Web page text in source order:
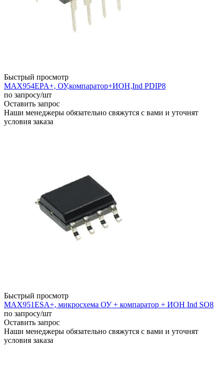
Быстрый просмотр
MAX954EPA+, ОУ,компаратор+ИОН,Ind PDIP8
по запросу/шт
Оставить запрос
Наши менеджеры обязательно свяжутся с вами и уточнят
условия заказа
Быстрый просмотр
MAX951ESA+, микросхема ОУ + компаратор + ИОН Ind SO8
по запросу/шт
Оставить запрос
Наши менеджеры обязательно свяжутся с вами и уточнят
условия заказа